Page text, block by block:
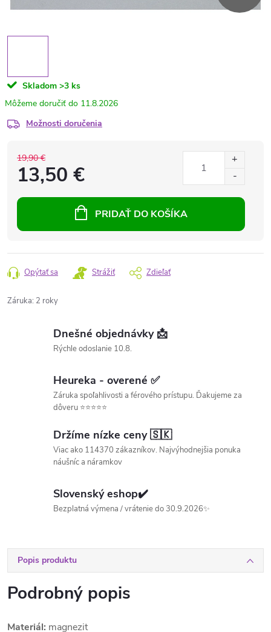
Skladom >3 ks
11.8.2026
Možnosti doručenia
19,90 €
13,50 €
PRIDAŤ DO KOŠÍKA
Opýtať sa Strážiť Zdieľať
Záruka: 2 roky
Dnešné objednávky 📩
Rýchle odoslanie 10.8.
Heureka - overené ✅
Záruka spoľahlivosti a férového prístupu. Ďakujeme za
dôveru ⭐⭐⭐⭐⭐
Držíme nízke ceny 🇸🇰
Viac ako 114370 zákazníkov. Najvýhodnejšia ponuka
náušníc a náramkov
Slovenský eshop✔️
Bezplatná výmena / vrátenie do 30.9.2026✨
Popis produktu
Podrobný popis
Materiál: magnezit